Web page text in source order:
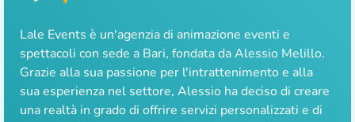
Lale Events è un'agenzia di animazione eventi e
spettacoli con sede a Bari, fondata da Alessio Melillo.
Grazie alla sua passione per l'intrattenimento e alla
sua esperienza nel settore, Alessio ha deciso di creare
una realtà in grado di offrire servizi personalizzati e di